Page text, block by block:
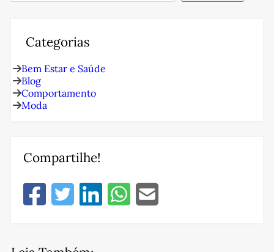
Categorias
Bem Estar e Saúde
Blog
Comportamento
Moda
Compartilhe!